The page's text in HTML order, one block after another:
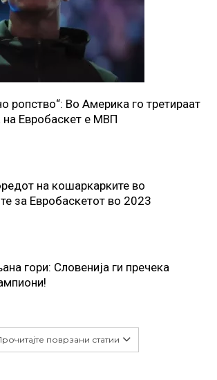
ропство“: Во Америка го третираат
на Евробаскет е МВП
на кошаркарките во
за Евробаскетот во 2023
гори: Словенија ги пречека
поврзани статии